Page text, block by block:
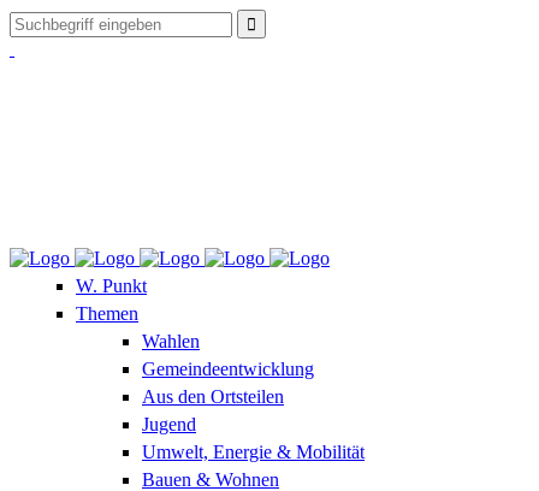
W. Punkt
Themen
Wahlen
Gemeindeentwicklung
Aus den Ortsteilen
Jugend
Umwelt, Energie & Mobilität
Bauen & Wohnen